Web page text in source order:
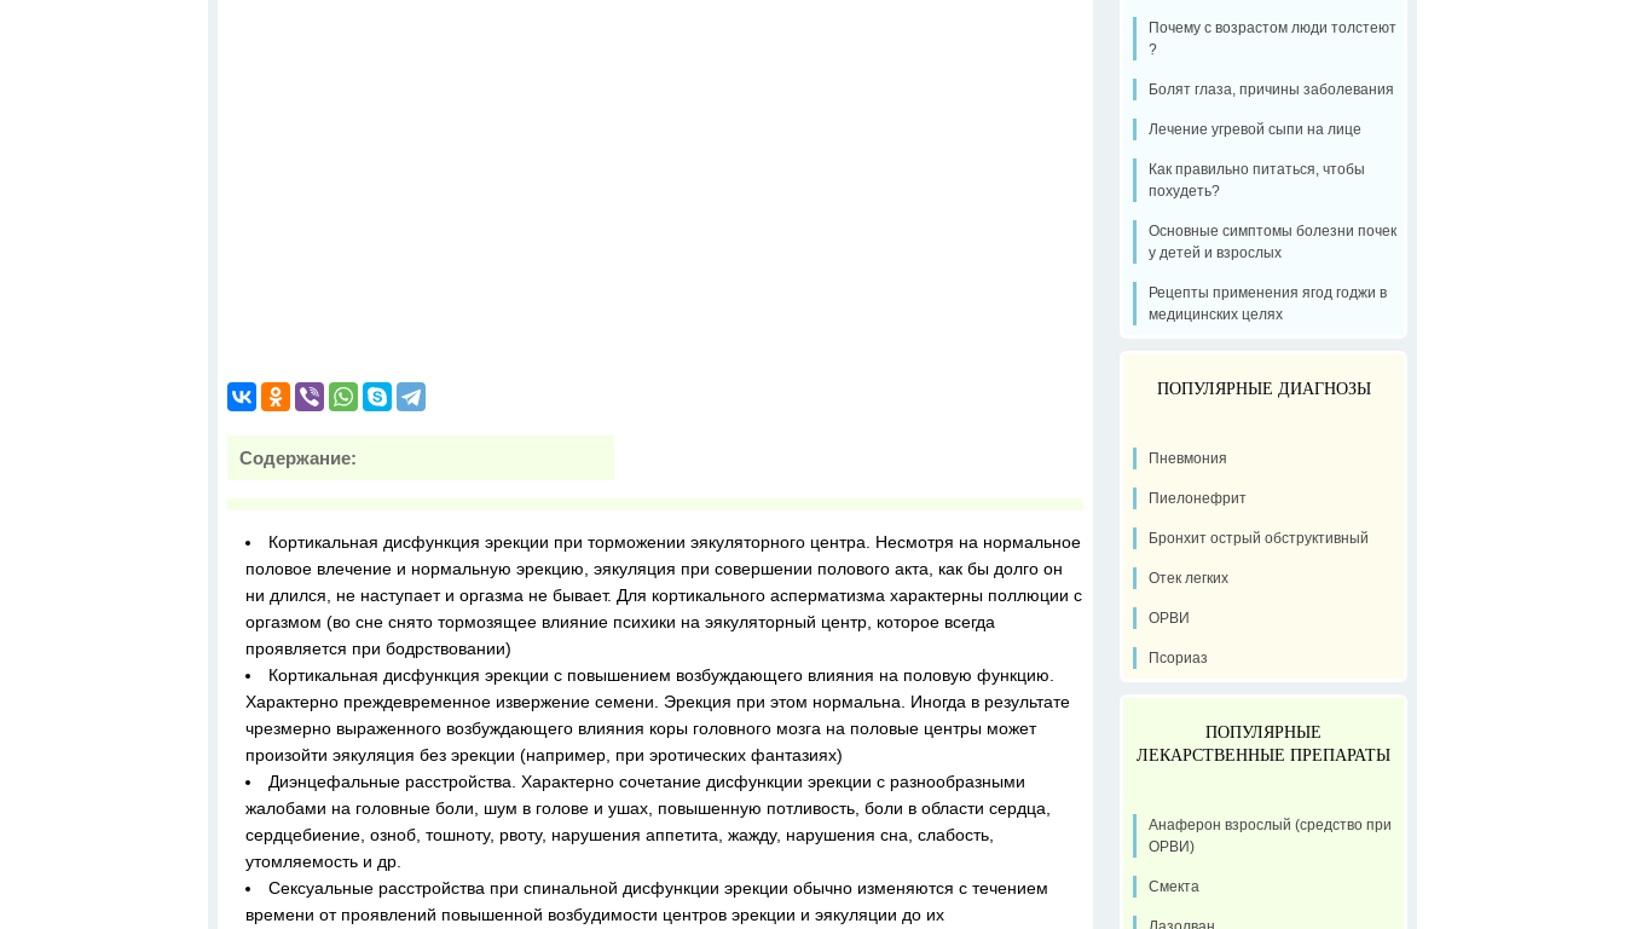
Содержание:
Кортикальная дисфункция эрекции при торможении эякуляторного центра. Несмотря на нормальное
половое влечение и нормальную эрекцию, эякуляция при совершении полового акта, как бы долго он
ни длился, не наступает и оргазма не бывает. Для кортикального асперматизма характерны поллюции с
оргазмом (во сне снято тормозящее влияние психики на эякуляторный центр, которое всегда
проявляется при бодрствовании)
Кортикальная дисфункция эрекции с повышением возбуждающего влияния на половую функцию.
Характерно преждевременное извержение семени. Эрекция при этом нормальна. Иногда в результате
чрезмерно выраженного возбуждающего влияния коры головного мозга на половые центры может
произойти эякуляция без эрекции (например, при эротических фантазиях)
Диэнцефальные расстройства. Характерно сочетание дисфункции эрекции с разнообразными
жалобами на головные боли, шум в голове и ушах, повышенную потливость, боли в области сердца,
сердцебиение, озноб, тошноту, рвоту, нарушения аппетита, жажду, нарушения сна, слабость,
утомляемость и др.
Сексуальные расстройства при спинальной дисфункции эрекции обычно изменяются с течением
времени от проявлений повышенной возбудимости центров эрекции и эякуляции до их
Почему с возрастом люди толстеют
?
Болят глаза, причины заболевания
Лечение угревой сыпи на лице
Как правильно питаться, чтобы
похудеть?
Основные симптомы болезни почек
у детей и взрослых
Рецепты применения ягод годжи в
медицинских целях
ПОПУЛЯРНЫЕ ДИАГНОЗЫ
Пневмония
Пиелонефрит
Бронхит острый обструктивный
Отек легких
ОРВИ
Псориаз
ПОПУЛЯРНЫЕ
ЛЕКАРСТВЕННЫЕ ПРЕПАРАТЫ
Анаферон взрослый (средство при
ОРВИ)
Смекта